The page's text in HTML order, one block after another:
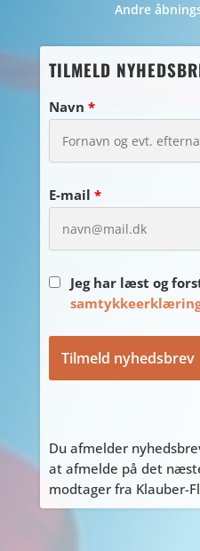
Andre
TILMELD
Navn *
E-mail *
Jeg har læst og
Du afmelder
at afmelde på det
modtager fra Klauber-